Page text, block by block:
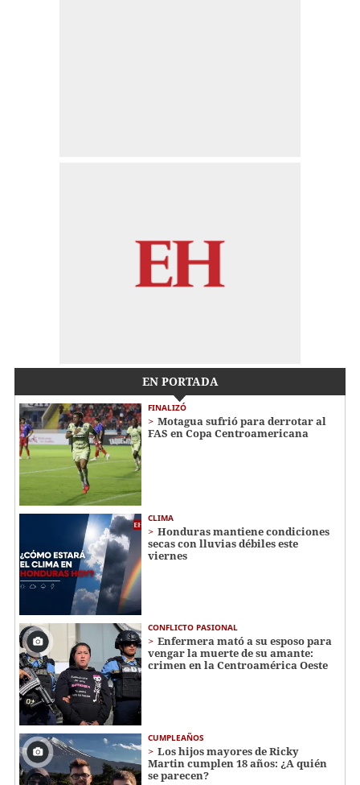
EN PORTADA
FINALIZÓ
Motagua sufrió para derrotar al
FAS en Copa Centroamericana
CLIMA
Honduras mantiene condiciones
secas con lluvias débiles este
viernes
CONFLICTO PASIONAL
Enfermera mató a su esposo para
vengar la muerte de su amante:
crimen en la Centroamérica Oeste
CUMPLEAÑOS
Los hijos mayores de Ricky
Martin cumplen 18 años: ¿A quién
se parecen?